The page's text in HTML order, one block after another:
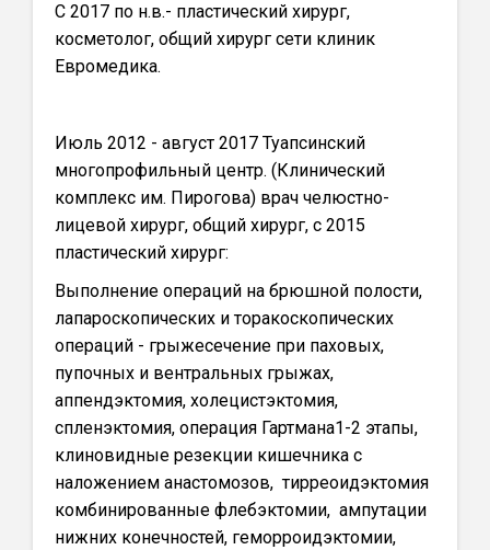
С 2017 по н.в.- пластический хирург,
косметолог, общий хирург сети клиник
Евромедика.
Июль 2012 - август 2017 Туапсинский
многопрофильный центр. (Клинический
комплекс им. Пирогова) врач челюстно-
лицевой хирург, общий хирург, с 2015
пластический хирург:
Выполнение операций на брюшной полости,
лапароскопических и торакоскопических
операций - грыжесечение при паховых,
пупочных и вентральных грыжах,
аппендэктомия, холецистэктомия,
спленэктомия, операция Гартмана1-2 этапы,
клиновидные резекции кишечника с
наложением анастомозов, тирреоидэктомия
комбинированные флебэктомии, ампутации
нижних конечностей, геморроидэктомии,